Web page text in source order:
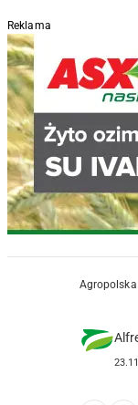
Reklama
Agropolska